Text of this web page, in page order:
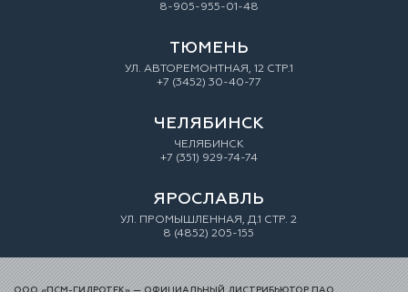
8-905-955-01-48
ТЮМЕНЬ
УЛ. АВТОРЕМОНТНАЯ, 12 СТР.1
+7 (3452) 30-40-77
ЧЕЛЯБИНСК
ЧЕЛЯБИНСК
+7 (351) 929-74-74
ЯРОСЛАВЛЬ
УЛ. ПРОМЫШЛЕННАЯ, Д.1 СТР. 2
8 (4852) 205-155
ООО «ПСМ-ГИДРОТЕК» — ОФИЦИАЛЬНЫЙ ДИСТРИБЬЮТОР ПАО